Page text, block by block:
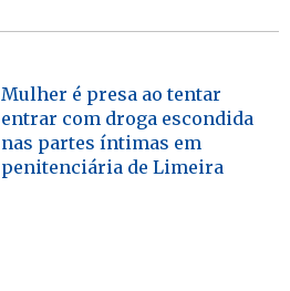
Mulher é presa ao tentar
entrar com droga escondida
nas partes íntimas em
penitenciária de Limeira